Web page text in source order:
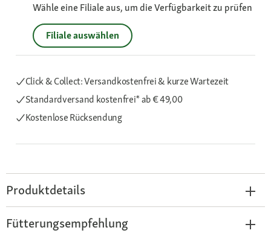
Wähle eine Filiale aus, um die Verfügbarkeit zu prüfen
Filiale auswählen
Click & Collect: Versandkostenfrei & kurze Wartezeit
Standardversand kostenfrei*ab € 49,00
Kostenlose Rücksendung
Produktdetails
Fütterungsempfehlung